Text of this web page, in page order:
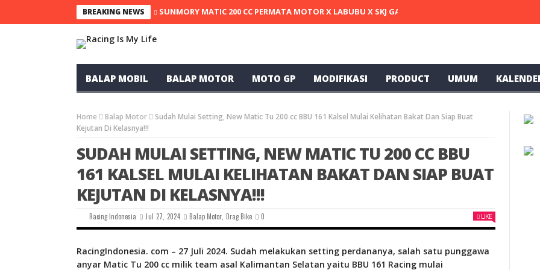
BREAKING NEWS SUNMORY MATIC 200 CC PERMATA MOTOR X LABUBU X SKJ GARAGE X SELVIE DARSAN TERCEPAT
BALAP MOBIL BALAP MOTOR MOTO GP MODIFIKASI PRODUCT UMUM
Home Balap Motor
Sudah Mulai Setting, New Matic Tu 200 cc BBU 161 Kalsel Mulai Kelihatan Bakat Dan Siap Buat
Kejutan Di Kelasnya!!!
SUDAH MULAI SETTING, NEW MATIC TU 200 CC BBU
161 KALSEL MULAI KELIHATAN BAKAT DAN SIAP BUAT
KEJUTAN DI KELASNYA!!!
Racing Indonesia Jul 27, 2024 Balap Motor Drag Bike 0 LIKE
RacingIndonesia. com – 27 Juli 2024. Sudah melakukan setting perdananya, salah satu punggawa
anyar Matic Tu 200 cc milik team asal Kalimantan Selatan yaitu BBU 161 Racing mulai